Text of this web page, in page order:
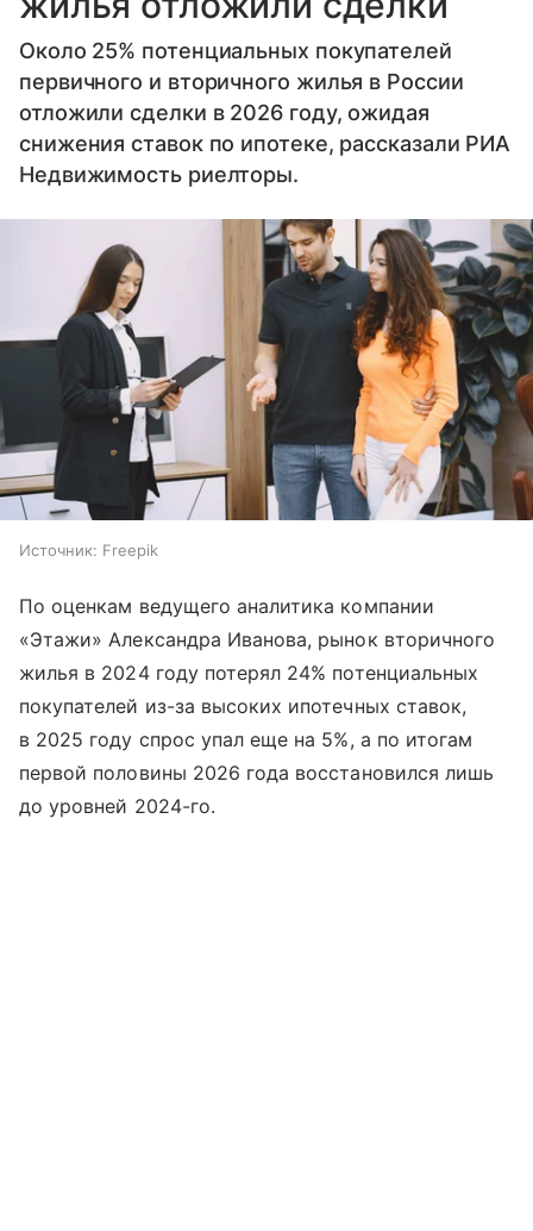
Около 25% потенциальных покупателей
первичного и вторичного жилья в России
отложили сделки в 2026 году, ожидая
снижения ставок по ипотеке, рассказали РИА
Недвижимость риелторы.
Источник: Freepik
По оценкам ведущего аналитика компании
«Этажи» Александра Иванова, рынок вторичного
жилья в 2024 году потерял 24% потенциальных
покупателей из-за высоких ипотечных ставок,
в 2025 году спрос упал еще на 5%, а по итогам
первой половины 2026 года восстановился лишь
до уровней 2024-го.